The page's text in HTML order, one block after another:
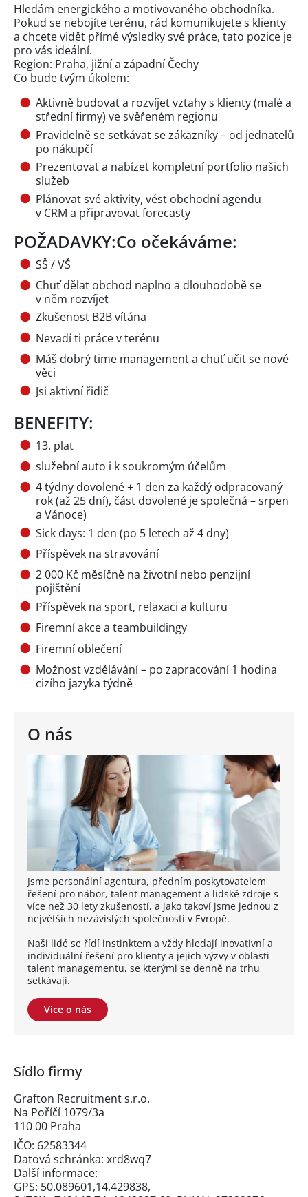
O nás
Jsme personální agentura, předním poskytovatelem
řešení pro nábor, talent management a lidské zdroje s
více než 30 lety zkušeností, a jako takoví jsme jednou z
největších nezávislých společností v Evropě.
Naši lidé se řídí instinktem a vždy hledají inovativní a
individuální řešení pro klienty a jejich výzvy v oblasti
talent managementu, se kterými se denně na trhu
setkávají.
Více o nás
Hledám energického a motivovaného obchodníka.
Pokud se nebojíte terénu, rád komunikujete s klienty
a chcete vidět přímé výsledky své práce, tato pozice je
pro vás ideální.
Region: Praha, jižní a západní Čechy
Co bude tvým úkolem:
Aktivně budovat a rozvíjet vztahy s klienty (malé a
střední firmy) ve svěřeném regionu
Pravidelně se setkávat se zákazníky – od jednatelů
po nákupčí
Prezentovat a nabízet kompletní portfolio našich
služeb
Plánovat své aktivity, vést obchodní agendu
v CRM a připravovat forecasty
POŽADAVKY:Co očekáváme:
SŠ / VŠ
Chuť dělat obchod naplno a dlouhodobě se
v něm rozvíjet
Zkušenost B2B vítána
Nevadí ti práce v terénu
Máš dobrý time management a chuť učit se nové
věci
Jsi aktivní řidič
BENEFITY:
13. plat
služební auto i k soukromým účelům
4 týdny dovolené + 1 den za každý odpracovaný
rok (až 25 dní), část dovolené je společná – srpen
a Vánoce)
Sick days: 1 den (po 5 letech až 4 dny)
Příspěvek na stravování
2 000 Kč měsíčně na životní nebo penzijní
pojištění
Příspěvek na sport, relaxaci a kulturu
Firemní akce a teambuildingy
Firemní oblečení
Možnost vzdělávání – po zapracování 1 hodina
cizího jazyka týdně
Sídlo firmy
Grafton Recruitment s.r.o.
Na Poříčí 1079/3a
110 00 Praha
IČO: 62583344
Datová schránka: xrd8wq7
Další informace:
GPS: 50.089601,14.429838,